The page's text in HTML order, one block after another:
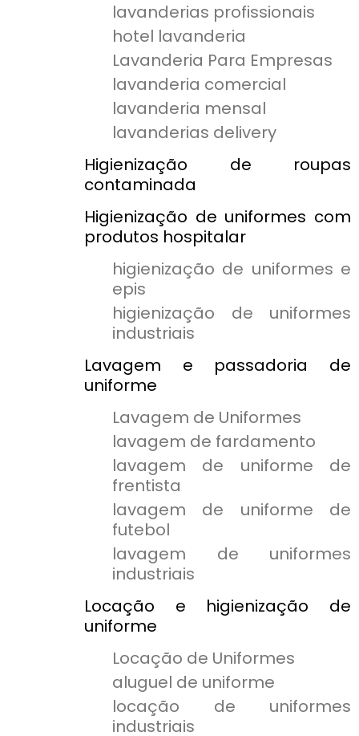
lavanderias profissionais
hotel lavanderia
Lavanderia Para Empresas
lavanderia comercial
lavanderia mensal
lavanderias delivery
Higienização de roupas
contaminada
Higienização de uniformes com
produtos hospitalar
higienização de uniformes e
epis
higienização de uniformes
industriais
Lavagem e passadoria de
uniforme
Lavagem de Uniformes
lavagem de fardamento
lavagem de uniforme de
frentista
lavagem de uniforme de
futebol
lavagem de uniformes
industriais
Locação e higienização de
uniforme
Locação de Uniformes
aluguel de uniforme
locação de uniformes
industriais